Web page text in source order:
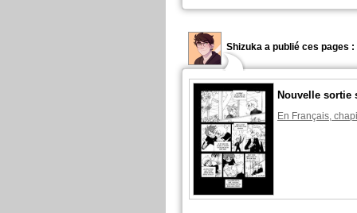
Shizuka a publié ces pages :
Nouvelle sortie
En Français,